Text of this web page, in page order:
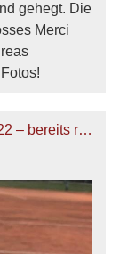
gehegt. Die
Merci
French Courts sind ab morgen – 12.4.2022 – bereits reservierbar